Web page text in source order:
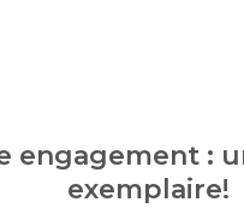
engagement :
exemplaire!